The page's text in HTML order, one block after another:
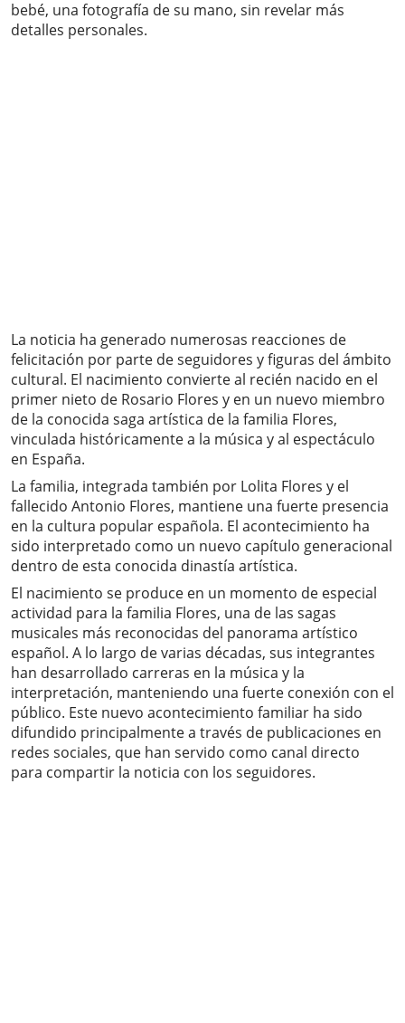
bebé, una fotografía de su mano, sin revelar más
detalles personales.
La noticia ha generado numerosas reacciones de
felicitación por parte de seguidores y figuras del ámbito
cultural. El nacimiento convierte al recién nacido en el
primer nieto de Rosario Flores y en un nuevo miembro
de la conocida saga artística de la familia Flores,
vinculada históricamente a la música y al espectáculo
en España.
La familia, integrada también por Lolita Flores y el
fallecido Antonio Flores, mantiene una fuerte presencia
en la cultura popular española. El acontecimiento ha
sido interpretado como un nuevo capítulo generacional
dentro de esta conocida dinastía artística.
El nacimiento se produce en un momento de especial
actividad para la familia Flores, una de las sagas
musicales más reconocidas del panorama artístico
español. A lo largo de varias décadas, sus integrantes
han desarrollado carreras en la música y la
interpretación, manteniendo una fuerte conexión con el
público. Este nuevo acontecimiento familiar ha sido
difundido principalmente a través de publicaciones en
redes sociales, que han servido como canal directo
para compartir la noticia con los seguidores.